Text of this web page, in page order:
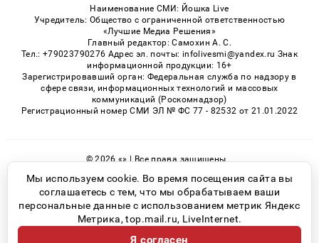
Наименование СМИ: Йошка Live
Учредитель: Общество с ограниченной ответственностью
«Лучшие Медиа Решения»
Главный редактор: Самохин А. С.
Тел.: +79023790276 Адрес эл. почты: infolivesmi@yandex.ru Знак
информационной продукции: 16+
Зарегистрировавший орган: Федеральная служба по надзору в
сфере связи, информационных технологий и массовых
коммуникаций (Роскомнадзор)
Регистрационный номер СМИ ЭЛ № ФС 77 - 82532 от 21.01.2022
© 2026 «» | Все права защищены
Возрастная категория сайта 16+
Политика конфиденциальности
Мы используем cookie. Во время посещения сайта вы
соглашаетесь с тем, что мы обрабатываем ваши
персональные данные с использованием метрик Яндекс
Метрика, top.mail.ru, LiveInternet.
Я согласен